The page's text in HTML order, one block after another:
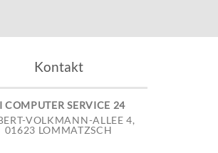
Kontakt
COMPUTER SERVICE 24
VOLKMANN-ALLEE 4,
01623 LOMMATZSCH